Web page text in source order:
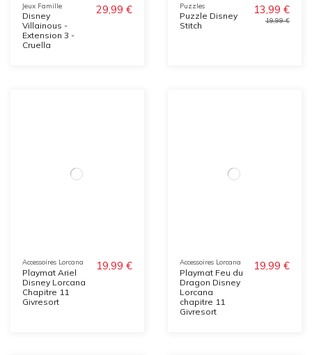
Jeux Famille
Disney
Villainous -
Extension 3 -
Cruella
29,99 € Puzzles
Puzzle Disney
Stitch
13,99 €
19,99 €
Accessoires Lorcana
Playmat Ariel
Disney Lorcana
Chapitre 11
Givresort
19,99 € Accessoires Lorcana
Playmat Feu du
Dragon Disney
Lorcana
chapitre 11
Givresort
19,99 €